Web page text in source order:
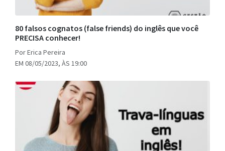
80 falsos cognatos (false friends) do inglês que você
PRECISA conhecer!
Por Erica Pereira
EM 08/05/2023, ÀS 19:00